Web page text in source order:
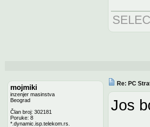
mojmiki
inzenjer masinstva
Beograd
Član broj: 302181
Poruke: 8
*.dynamic.isp.telekom.rs.
Re: PC
Jos